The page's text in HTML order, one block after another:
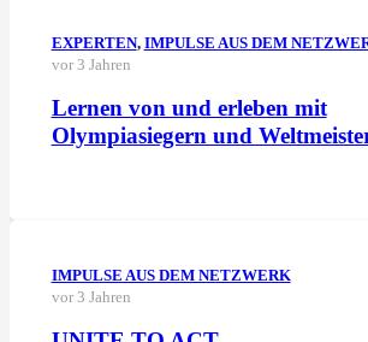
EXPERTEN, IMPULSE AUS DEM
vor 3 Jahren
Lernen von und erleben mit
Olympiasiegern und
IMPULSE AUS DEM NETZWERK
vor 3 Jahren